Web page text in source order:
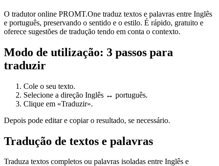
O tradutor online PROMT.One traduz textos e palavras entre Inglês
e português, preservando o sentido e o estilo. É rápido, gratuito e
oferece sugestões de tradução tendo em conta o contexto.
Modo de utilização: 3 passos para
traduzir
Cole o seu texto.
Selecione a direção Inglês ↔ português.
Clique em «Traduzir».
Depois pode editar e copiar o resultado, se necessário.
Tradução de textos e palavras
Traduza textos completos ou palavras isoladas entre Inglês e